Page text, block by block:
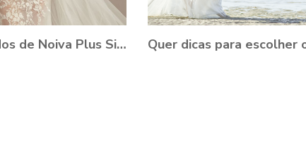
15 Vestidos de Noiva Plus Size para você se apaixonar